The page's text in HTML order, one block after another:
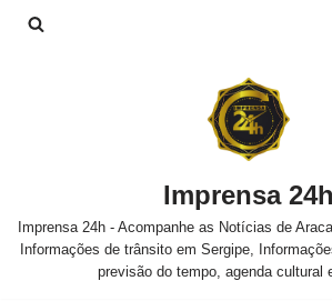
Imprensa 24h
Imprensa 24h - Acompanhe as Notícias de
Informações de trânsito em Sergipe,
previsão do tempo, agenda cultural